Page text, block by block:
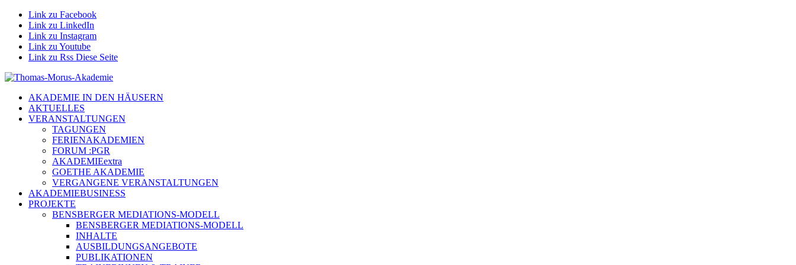
Link zu Facebook
Link zu LinkedIn
Link zu Instagram
Link zu Youtube
Link zu Rss Diese Seite
AKADEMIE IN DEN HÄUSERN
AKTUELLES
VERANSTALTUNGEN
TAGUNGEN
FERIENAKADEMIEN
FORUM :PGR
AKADEMIEextra
GOETHE AKADEMIE
VERGANGENE VERANSTALTUNGEN
AKADEMIEBUSINESS
PROJEKTE
BENSBERGER MEDIATIONS-MODELL
BENSBERGER MEDIATIONS-MODELL
INHALTE
AUSBILDUNGSANGEBOTE
PUBLIKATIONEN